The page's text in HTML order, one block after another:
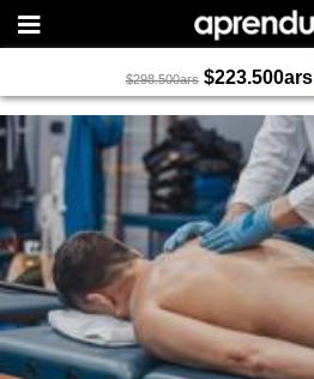
$298.500ars $223.500ars